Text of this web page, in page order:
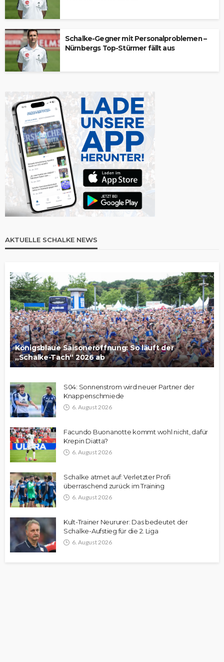
Schalke-Gegner mit Personalproblemen –
Nürnbergs Top-Stürmer fällt aus
AKTUELLE SCHALKE NEWS
Königsblaue Saisoneröffnung: So läuft der
„Schalke-Tach“ 2026 ab
S04: Sonnenstrom wird neuer Partner der
Knappenschmiede
6. August 2026
Facundo Buonanotte kommt wohl nicht, dafür
Krepin Diatta?
6. August 2026
Schalke atmet auf: Verletzter Profi
überraschend zurück im Training
6. August 2026
Kult-Trainer Neururer: Das bedeutet der
Schalke-Aufstieg für die 2. Liga
6. August 2026